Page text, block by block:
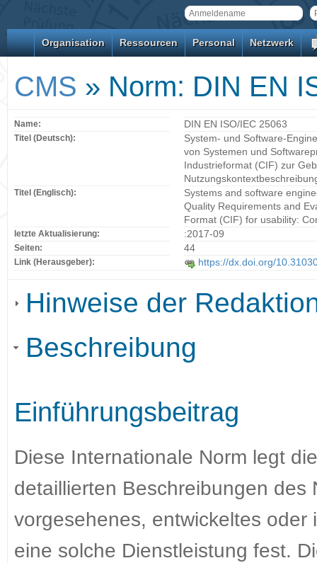
Organisation Ressourcen Personal Netzwerk
CMS » Norm: DIN EN
Name: DIN EN ISO/IEC 25063
Titel (Deutsch):
System- und Software-
von Systemen und
Industrieformat (CIF) zur
Titel (Englisch):
Systems and software
Quality Requirements and
Format (CIF) for usability:
letzte Aktualisierung: :2017-09
Seiten: 44
Link (Herausgeber): https://dx.doi.org/
Hinweise der
Beschreibung
Einführungsbeitrag
Diese Internationale Norm legt
detaillierten Beschreibungen
vorgesehenes, entwickeltes
eine solche Dienstleistung fest.